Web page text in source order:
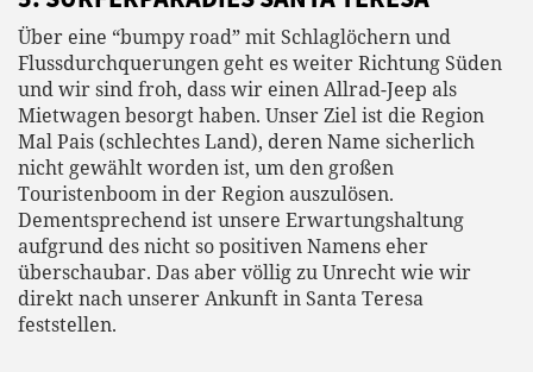
Über eine “bumpy road” mit Schlaglöchern und
Flussdurchquerungen geht es weiter Richtung Süden
und wir sind froh, dass wir einen Allrad-Jeep als
Mietwagen besorgt haben. Unser Ziel ist die Region
Mal Pais (schlechtes Land), deren Name sicherlich
nicht gewählt worden ist, um den großen
Touristenboom in der Region auszulösen.
Dementsprechend ist unsere Erwartungshaltung
aufgrund des nicht so positiven Namens eher
überschaubar. Das aber völlig zu Unrecht wie wir
direkt nach unserer Ankunft in Santa Teresa
feststellen.